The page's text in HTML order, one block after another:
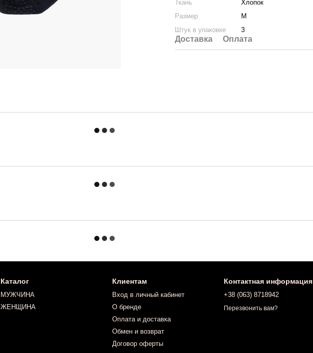
Ткань
Хлопок
Размер
M
Штук в упаковке
3
Доставка Оплата
Каталог
МУЖЧИНА
ЖЕНЩИНА
Клиентам
Вход в личный кабинет
О бренде
Оплата и доставка
Обмен и возврат
Договор оферты
Контактная информация
+38 (063) 8718942
Перезвонить вам?